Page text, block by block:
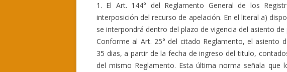
1. El Art. 144° del Reglamento General de los
interposición del recurso de apelación. En el literal a)
se interpondrá dentro del plazo de vigencia del asiento de
Conforme al Art. 25° del citado Reglamento, el asiento
35 dias, a partir de la fecha de ingreso del titulo,
del mismo Reglamento. Esta última norma señala que